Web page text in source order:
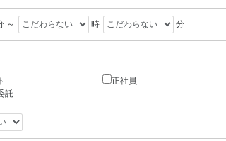
～ 時 分
正社員
託